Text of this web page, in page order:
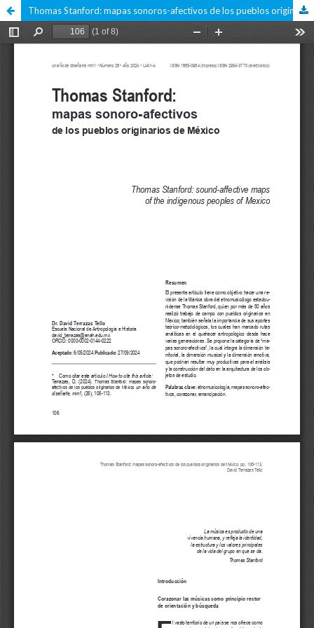
Thomas Stanford: mapas sonoros-afectivos de los pueblos originarios de México